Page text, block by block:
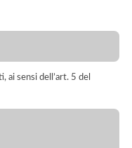
ai sensi dell’art. 5 del